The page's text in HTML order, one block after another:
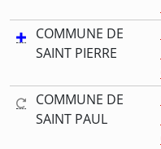
COMMUNE DE
SAINT PIERRE
COMMUNE DE
SAINT PAUL